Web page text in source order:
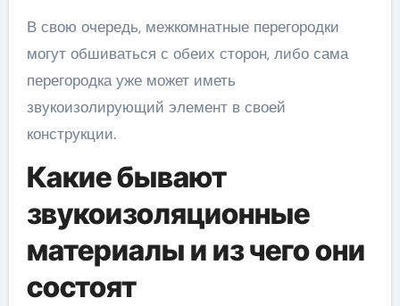
В свою очередь, межкомнатные перегородки
могут обшиваться с обеих сторон, либо сама
перегородка уже может иметь
звукоизолирующий элемент в своей
конструкции.
Какие бывают
звукоизоляционные
материалы и из чего они
состоят